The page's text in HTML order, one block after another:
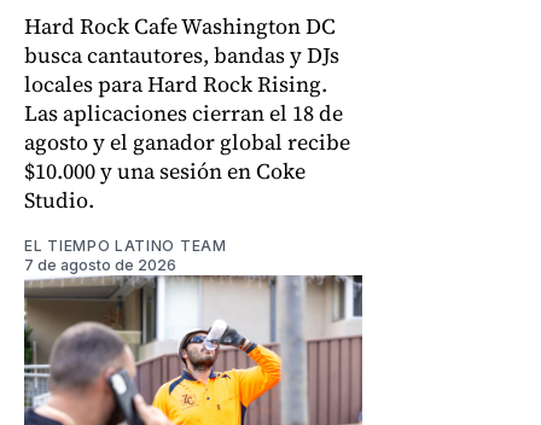
Hard Rock Cafe Washington DC
busca cantautores, bandas y DJs
locales para Hard Rock Rising.
Las aplicaciones cierran el 18 de
agosto y el ganador global recibe
$10.000 y una sesión en Coke
Studio.
EL TIEMPO LATINO TEAM
7 de agosto de 2026